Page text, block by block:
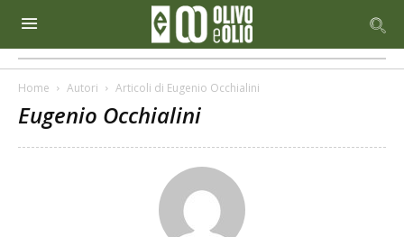
Home Autori Articoli di Eugenio Occhialini
Eugenio Occhialini